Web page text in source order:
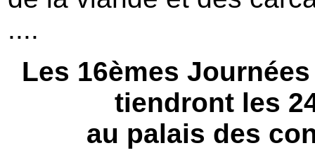
....
Les 16èmes
tiendront les
au palais des